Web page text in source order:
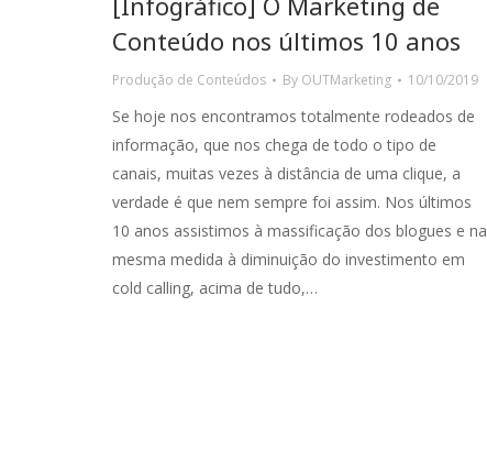
Conteúdo nos últimos 10 anos
Produção de Conteúdos By OUTMarketing 10/10/2019
Se hoje nos encontramos totalmente rodeados de
informação, que nos chega de todo o tipo de
canais, muitas vezes à distância de uma clique, a
verdade é que nem sempre foi assim. Nos últimos
10 anos assistimos à massificação dos blogues e na
mesma medida à diminuição do investimento em
cold calling, acima de tudo,…